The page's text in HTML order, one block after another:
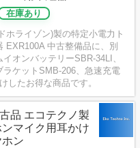
在庫あり
ホライゾン)製の特定小電力ト
EXR100A 中古整備品に、別
オンバッテリーSBR-34LI、
ケットSMB-206、急速充電
したお得な商品です。
品 エコテクノ製
マイク用耳かけ
ン